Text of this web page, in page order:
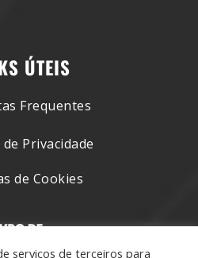
ÚTEIS
Frequentes
Privacidade
de Cookies
serviços de terceiros para